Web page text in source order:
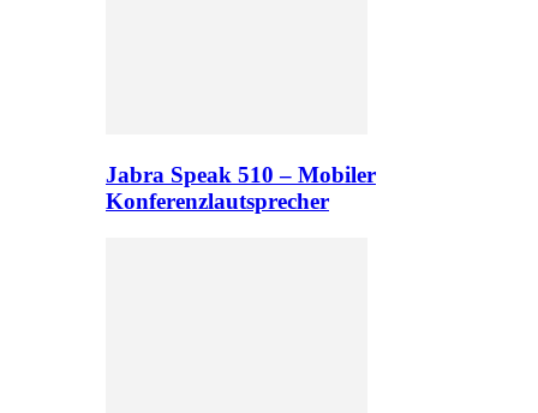
Jabra Speak 510 – Mobiler
Konferenzlautsprecher